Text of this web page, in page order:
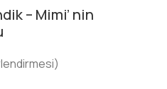
– Mimi’ nin